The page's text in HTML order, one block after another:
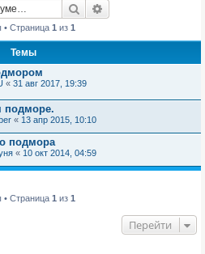
Поиск
• Страница 1 из 1
Темы
« 31 авг 2017, 19:39
подморе.
« 13 апр 2015, 10:10
подмора
« 10 окт 2014, 04:59
• Страница 1 из 1
Перейти